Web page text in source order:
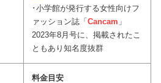
･小学館が発行する女性向けフ
ァッション誌「 Cancam 」
2023年8月号に、掲載されたこ
ともあり知名度抜群
料金目安